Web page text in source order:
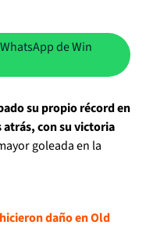
de Win
su propio récord en
atrás, con su victoria
goleada en la
daño en Old